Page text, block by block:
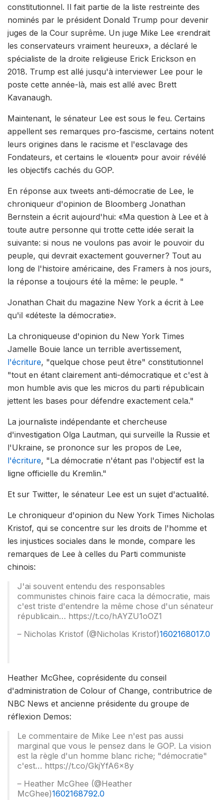
constitutionnel. Il fait partie de la liste restreinte des
nominés par le président Donald Trump pour devenir
juges de la Cour suprême. Un juge Mike Lee «rendrait
les conservateurs vraiment heureux», a déclaré le
spécialiste de la droite religieuse Erick Erickson en
2018. Trump est allé jusqu'à interviewer Lee pour le
poste cette année-là, mais est allé avec Brett
Kavanaugh.
Maintenant, le sénateur Lee est sous le feu. Certains
appellent ses remarques pro-fascisme, certains notent
leurs origines dans le racisme et l'esclavage des
Fondateurs, et certains le «louent» pour avoir révélé
les objectifs cachés du GOP.
En réponse aux tweets anti-démocratie de Lee, le
chroniqueur d'opinion de Bloomberg Jonathan
Bernstein a écrit aujourd'hui: «Ma question à Lee et à
toute autre personne qui trotte cette idée serait la
suivante: si nous ne voulons pas avoir le pouvoir du
peuple, qui devrait exactement gouverner? Tout au
long de l'histoire américaine, des Framers à nos jours,
la réponse a toujours été la même: le peuple. "
Jonathan Chait du magazine New York a écrit à Lee
qu'il «déteste la démocratie».
La chroniqueuse d'opinion du New York Times
Jamelle Bouie lance un terrible avertissement,
l'écriture, "quelque chose peut être" constitutionnel
"tout en étant clairement anti-démocratique et c'est à
mon humble avis que les micros du parti républicain
jettent les bases pour défendre exactement cela."
La journaliste indépendante et chercheuse
d'investigation Olga Lautman, qui surveille la Russie et
l'Ukraine, se prononce sur les propos de Lee,
l'écriture, "La démocratie n'étant pas l'objectif est la
ligne officielle du Kremlin."
Et sur Twitter, le sénateur Lee est un sujet d'actualité.
Le chroniqueur d'opinion du New York Times Nicholas
Kristof, qui se concentre sur les droits de l'homme et
les injustices sociales dans le monde, compare les
remarques de Lee à celles du Parti communiste
chinois:
J'ai souvent entendu des responsables
communistes chinois faire caca la démocratie, mais
c'est triste d'entendre la même chose d'un sénateur
républicain… https://t.co/hAYZU1oOZ1
– Nicholas Kristof (@Nicholas Kristof)1602168017.0
Heather McGhee, coprésidente du conseil
d'administration de Colour of Change, contributrice de
NBC News et ancienne présidente du groupe de
réflexion Demos:
Le commentaire de Mike Lee n'est pas aussi
marginal que vous le pensez dans le GOP. La vision
est la règle d'un homme blanc riche; "démocratie"
c'est… https://t.co/GkjYfA6x8y
– Heather McGhee (@Heather
McGhee)1602168792.0